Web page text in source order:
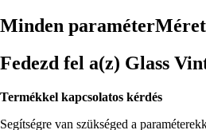
Minden paraméter
Fedezd fel a(z) Glass
Termékkel kapcsolatos kérdés
Segítségre van szükséged a